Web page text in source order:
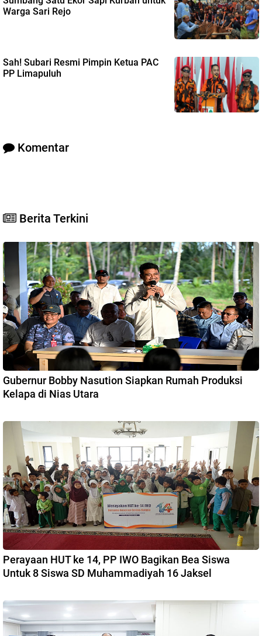
Warga Sari Rejo
Sah! Subari Resmi Pimpin Ketua PAC
PP Limapuluh
Komentar
Berita Terkini
Gubernur Bobby Nasution Siapkan Rumah Produksi
Kelapa di Nias Utara
Perayaan HUT ke 14, PP IWO Bagikan Bea Siswa
Untuk 8 Siswa SD Muhammadiyah 16 Jaksel